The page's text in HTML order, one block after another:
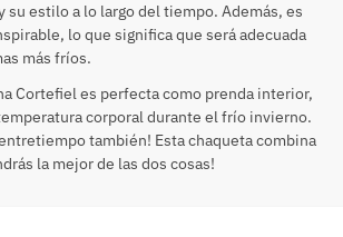
su estilo a lo largo del tiempo. Además, es
lo que significa que será adecuada
más fríos.
Cortefiel es perfecta como prenda interior,
corporal durante el frío invierno.
también! Esta chaqueta combina
la mejor de las dos cosas!